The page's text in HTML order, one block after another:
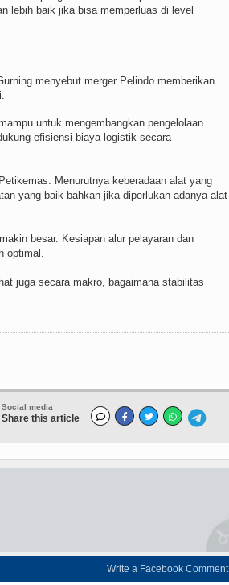
lebih baik jika bisa memperluas di level
menyebut merger Pelindo memberikan
untuk mengembangkan pengelolaan
efisiensi biaya logistik secara
Menurutnya keberadaan alat yang
yang baik bahkan jika diperlukan adanya alat
besar. Kesiapan alur pelayaran dan
optimal.
juga secara makro, bagaimana stabilitas
Social media
Share this article
Write a Facebook Comment